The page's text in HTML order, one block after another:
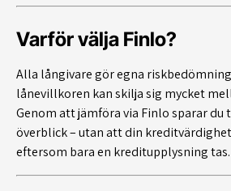
Varför välja Finlo?
Alla långivare gör egna
lånevillkoren kan skilja sig mycket
Genom att jämföra via Finlo sparar du
överblick – utan att din
eftersom bara en kreditupplysning tas.